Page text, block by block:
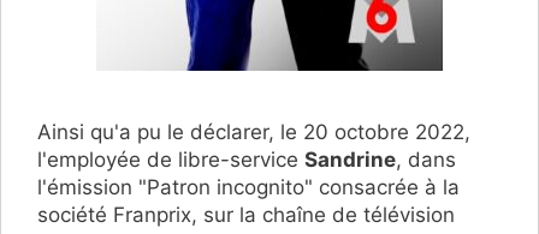
Ainsi qu'a pu le déclarer, le 20 octobre 2022,
l'employée de libre-service Sandrine, dans
l'émission "Patron incognito" consacrée à la
société Franprix, sur la chaîne de télévision